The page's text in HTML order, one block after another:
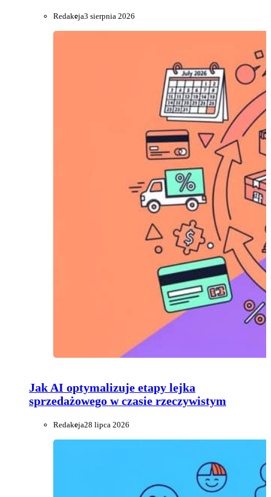
Redakcja3 sierpnia 2026
Jak AI optymalizuje etapy lejka
sprzedażowego w czasie rzeczywistym
Redakcja28 lipca 2026